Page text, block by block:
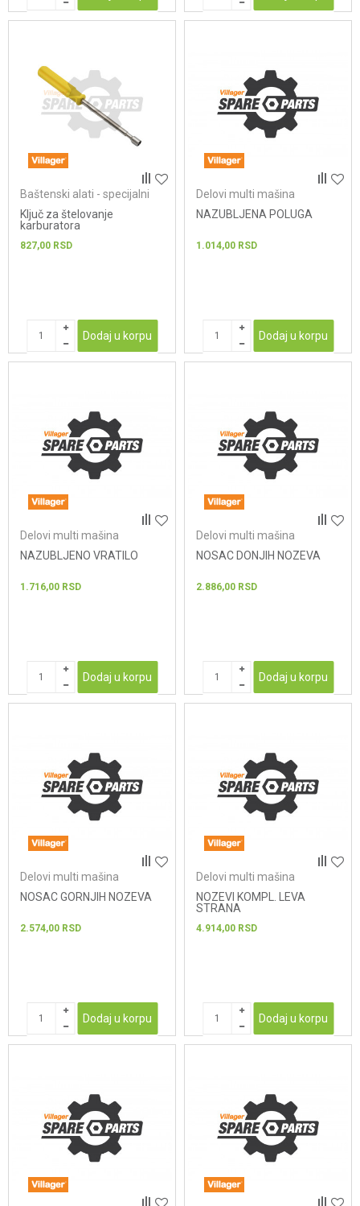
Baštenski alati - specijalni
Ključ za štelovanje
karburatora
827,00 RSD
Dodaj u korpu
Delovi multi mašina
NAZUBLJENA POLUGA
1.014,00 RSD
Dodaj u korpu
Delovi multi mašina
NAZUBLJENO VRATILO
1.716,00 RSD
Dodaj u korpu
Delovi multi mašina
NOSAC DONJIH NOZEVA
2.886,00 RSD
Dodaj u korpu
Delovi multi mašina
NOSAC GORNJIH NOZEVA
2.574,00 RSD
Dodaj u korpu
Delovi multi mašina
NOZEVI KOMPL. LEVA
STRANA
4.914,00 RSD
Dodaj u korpu